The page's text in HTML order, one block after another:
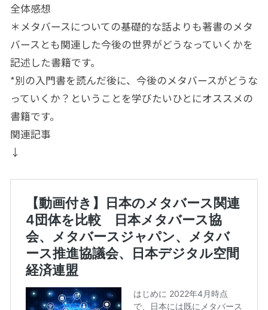
全体感想
＊メタバースについての基礎的な話よりも著書のメタ
バースとも関連した今後の世界がどうなっていくかを
記述した書籍です。
*別の入門書を読んだ後に、今後のメタバースがどうな
っていくか？ということを学びたいひとにオススメの
書籍です。
関連記事
↓